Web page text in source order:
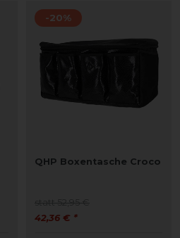
-20%
QHP Boxentasche Croco
42,36 € *